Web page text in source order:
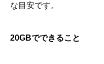
な目安です。
20GBでできること